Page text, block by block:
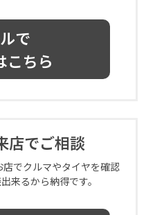
で
こちら
店でご相談
でクルマやタイヤを確認
来るから納得です。